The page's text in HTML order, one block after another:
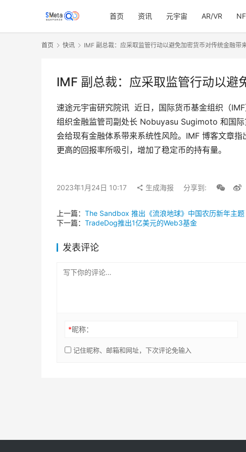
首页 资讯 元宇宙 AR/VR
首页 快讯 IMF 副总裁：应采取监管行动以避免加密货币对传统金融带
IMF 副总裁：应采取监管行动以避
速途元宇宙研究院讯  近日，国际货币基金组织（
组织金融监管司副处长 Nobuyasu Sugimoto 和国
会给现有金融体系带来系统性风险。IMF 博客文章
更高的回报率所吸引，增加了稳定币的持有量。
2023年1月24日 10:17 生成海报 分享到:
上一篇： The Sandbox 推出《流浪地球》中国农历新年主
下一篇： TradeDog推出1亿美元的Web3基金
发表评论
*昵称：
记住昵称、邮箱和网址，下次评论免输入